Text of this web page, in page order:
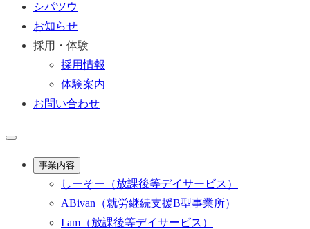
シパツウ
お知らせ
採用・体験
採用情報
体験案内
お問い合わせ
事業内容
しーそー （放課後等デイサービス）
ABivan （就労継続支援B型事業所）
I am （放課後等デイサービス）